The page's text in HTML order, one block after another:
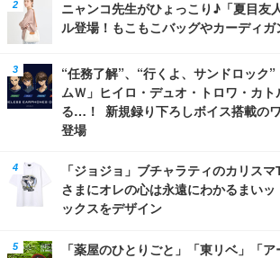
ニャンコ先生がひょっこり♪「夏目友
ル登場！もこもこバッグやカーディガ
“任務了解”、“行くよ、サンドロック
ムＷ」ヒイロ・デュオ・トロワ・カ
る…！ 新規録り下ろしボイス搭載の
登場
「ジョジョ」ブチャラティのカリス
さまにオレの心は永遠にわかるまい
ックスをデザイン
「薬屋のひとりごと」「東リベ」「